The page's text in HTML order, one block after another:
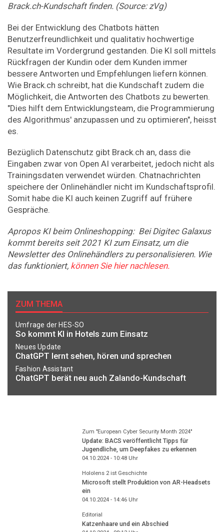
Brack.ch-Kundschaft finden. (Source: zVg)
Bei der Entwicklung des Chatbots hätten
Benutzerfreundlichkeit und qualitativ hochwertige
Resultate im Vordergrund gestanden. Die KI soll mittels
Rückfragen der Kundin oder dem Kunden immer
bessere Antworten und Empfehlungen liefern können.
Wie Brack.ch schreibt, hat die Kundschaft zudem die
Möglichkeit, die Antworten des Chatbots zu bewerten.
"Dies hilft dem Entwicklungsteam, die Programmierung
des Algorithmus' anzupassen und zu optimieren", heisst
es.
Bezüglich Datenschutz gibt Brack.ch an, dass die
Eingaben zwar von Open AI verarbeitet, jedoch nicht als
Trainingsdaten verwendet würden. Chatnachrichten
speichere der Onlinehändler nicht im Kundschaftsprofil.
Somit habe die KI auch keinen Zugriff auf frühere
Gespräche.
Apropos KI beim Onlineshopping: Bei Digitec Galaxus
kommt bereits seit 2021 KI zum Einsatz, um die
Newsletter des Onlinehändlers zu personalisieren. Wie
das funktioniert, können Sie hier nachlesen.
ZUM THEMA
Umfrage der HES-SO
So kommt KI in Hotels zum Einsatz
Neues Update
ChatGPT lernt sehen, hören und sprechen
Fashion Assistant
ChatGPT berät neu auch Zalando-Kundschaft
Zum "European Cyber Security Month 2024"
Update: BACS veröffentlicht Tipps für
Jugendliche, um Deepfakes zu erkennen
04.10.2024 - 10:48Uhr
Hololens 2 ist Geschichte
Microsoft stellt Produktion von AR-Headsets
ein
04.10.2024 - 14:46Uhr
Editorial
Katzenhaare und ein Abschied